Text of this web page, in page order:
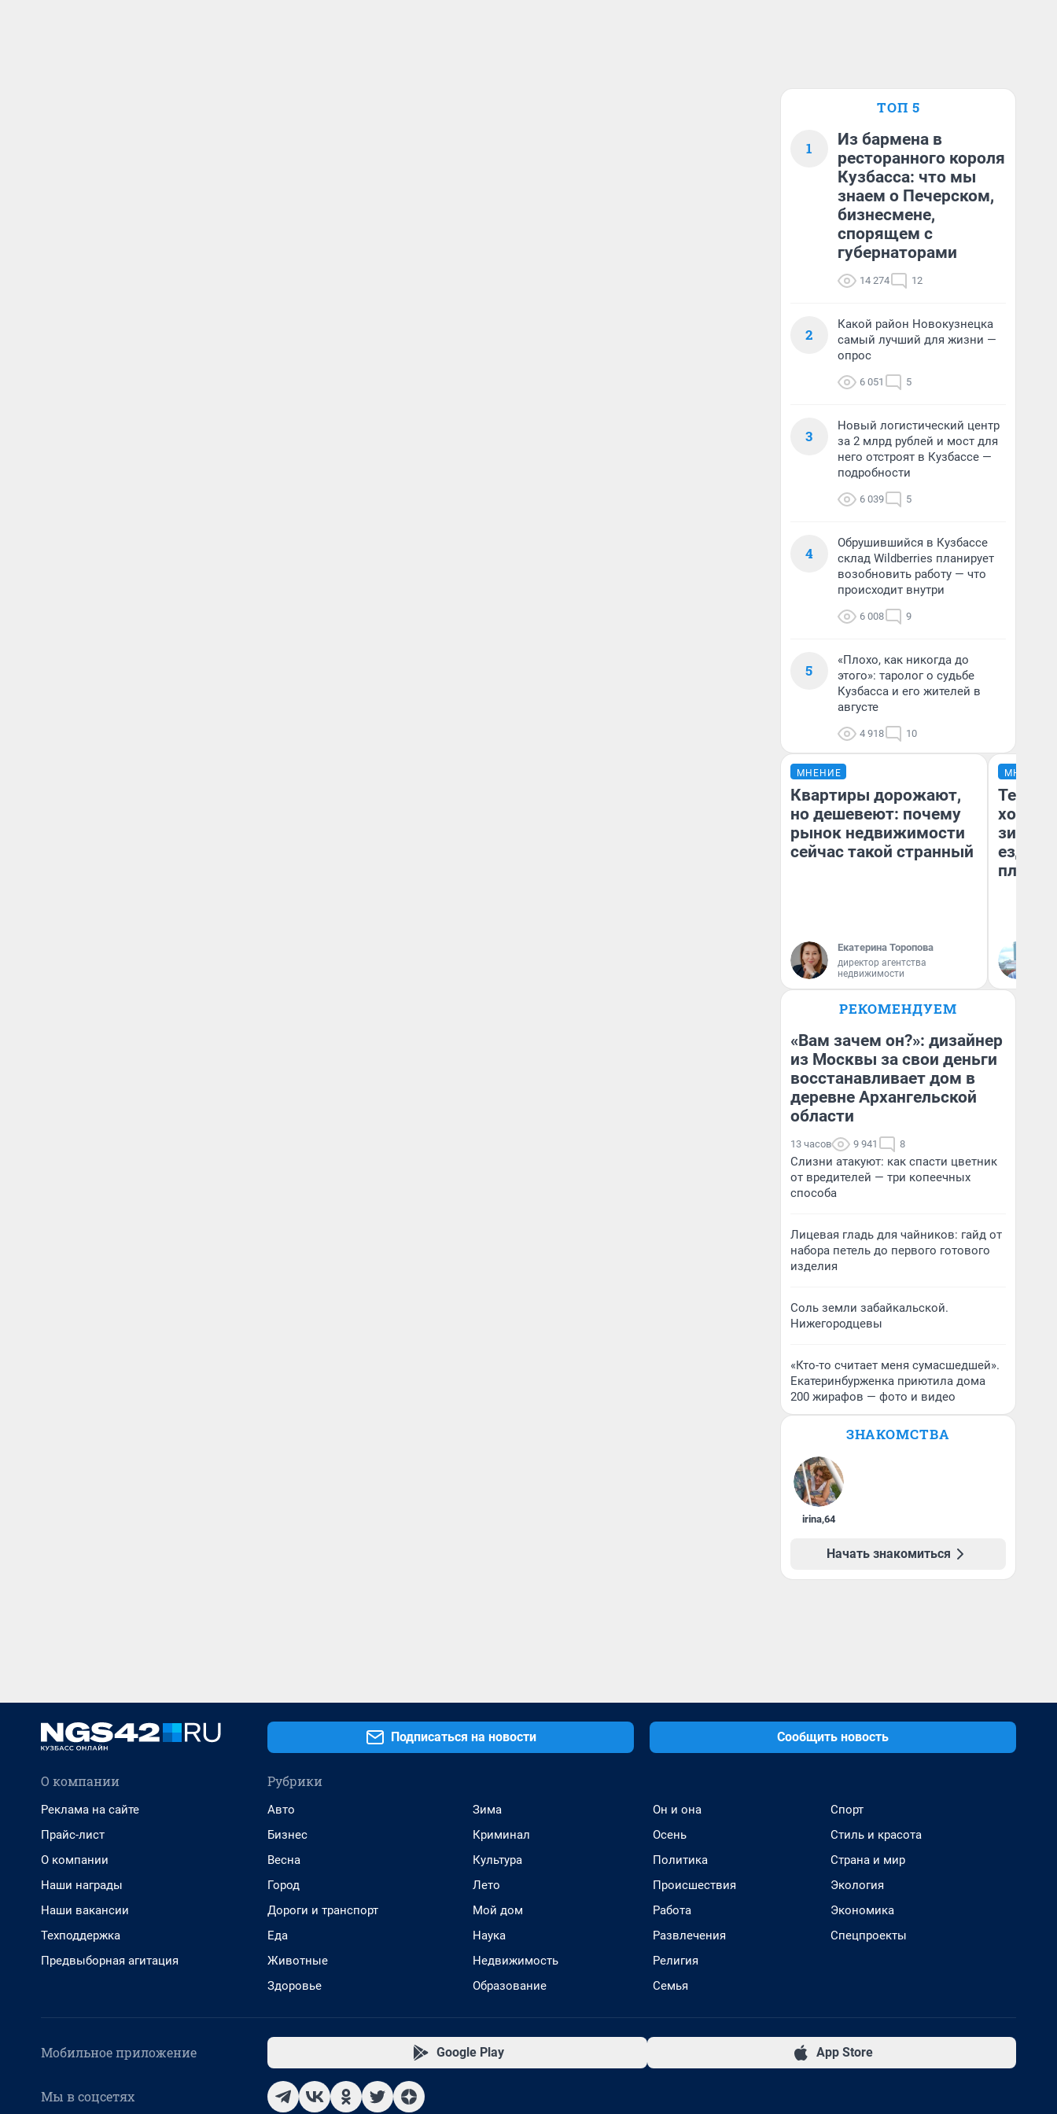
ТОП 5
1
Из бармена в
ресторанного короля
Кузбасса: что мы
знаем о Печерском,
бизнесмене,
спорящем с
губернаторами
14 274 12
2
Какой район Новокузнецка
самый лучший для жизни —
опрос
6 051 5
3
Новый логистический центр
за 2 млрд рублей и мост для
него отстроят в Кузбассе —
подробности
6 039 5
4
Обрушившийся в Кузбассе
склад Wildberries планирует
возобновить работу — что
происходит внутри
6 008 9
5
«Плохо, как никогда до
этого»: таролог о судьбе
Кузбасса и его жителей в
августе
4 918 10
МНЕНИЕ
Квартиры дорожают,
но дешевеют: почему
рынок недвижимости
сейчас такой странный
Екатерина Торопова
директор агентства
недвижимости
МНЕНИЕ
Тепло
зимой.
ездит
плюсы
РЕКОМЕНДУЕМ
«Вам зачем он?»: дизайнер
из Москвы за свои деньги
восстанавливает дом в
деревне Архангельской
области
13 часов 9 941 8
Слизни атакуют: как спасти цветник
от вредителей — три копеечных
способа
Лицевая гладь для чайников: гайд от
набора петель до первого готового
изделия
Соль земли забайкальской.
Нижегородцевы
«Кто-то считает меня сумасшедшей».
Екатеринбурженка приютила дома
200 жирафов — фото и видео
ЗНАКОМСТВА
irina,64
Начать знакомиться
Подписаться на новости Сообщить новость
О компании
Реклама на сайте
Прайс-лист
О компании
Наши награды
Наши вакансии
Техподдержка
Предвыборная агитация
Рубрики
Авто
Бизнес
Весна
Город
Дороги и транспорт
Еда
Животные
Здоровье
Зима
Криминал
Культура
Лето
Мой дом
Наука
Недвижимость
Образование
Он и она
Осень
Политика
Происшествия
Работа
Развлечения
Религия
Семья
Спорт
Стиль и красота
Страна и мир
Экология
Экономика
Спецпроекты
Мобильное приложение Google Play App Store
Мы в соцсетях